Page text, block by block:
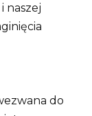
naszej
do